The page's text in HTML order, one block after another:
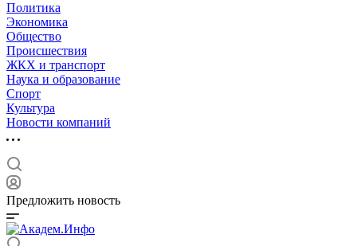
Политика
Экономика
Общество
Происшествия
ЖКХ и транспорт
Наука и образование
Спорт
Культура
Новости компаний
Предложить новость